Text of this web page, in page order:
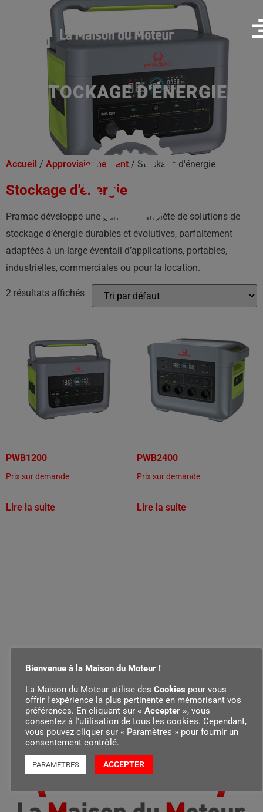
STOCKAGE D'ÉNERGIE
Accueil / Approvisionnement / Stockage d'énergie
Stockage d'énergie
Pramac développe une gamme complète de solutions de
stockage d’énergie durables et évolutives, parfaitement
adaptées à un large éventail d’applications, portables,
industrielles, commerciales ou pour la location.
2 résultats affichés
PWB1200
Prix sur demande
Lire la suite
PWB2400
Prix sur demande
Lire la suite
Bienvenue à la Maison du Moteur !
La Maison du Moteur utilise des Cookies pour vous
offrir l'expérience la plus pertinente en mémorisant vos
préférences. En cliquant sur « Accepter », vous
consentez à l'utilisation de tous les cookies. Cependant,
vous pouvez cliquer sur « Paramètres » pour fournir un
consentement contrôlé.
PARAMETRES ACCEPTER